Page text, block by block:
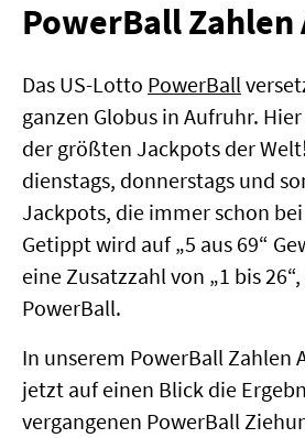
beim PowerBall 5 Richtige mit
bereits auch nur der
PowerBall Zahlen
Das US-Lotto PowerBall
ganzen Globus in Aufruhr.
der größten Jackpots der
dienstags, donnerstags und
Jackpots, die immer schon
Getippt wird auf „5 aus 69“
eine Zusatzzahl von „1 bis
PowerBall.
In unserem PowerBall Zahlen
jetzt auf einen Blick die
vergangenen PowerBall